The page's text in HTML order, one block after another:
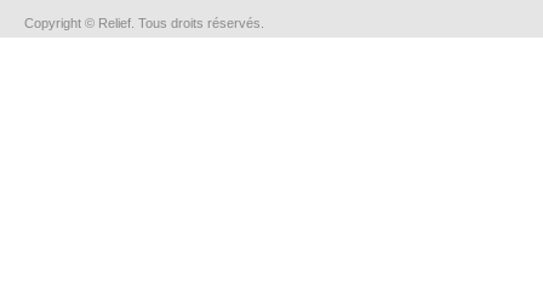
Copyright © Relief. Tous droits réservés.